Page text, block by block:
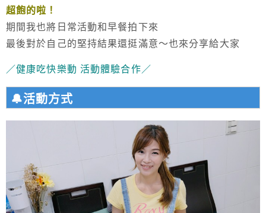
超飽的啦！
期間我也將日常活動和早餐拍下來
最後對於自己的堅持結果還挺滿意～也來分享給大家
／健康吃快樂動 活動體驗合作／
🔔活動方式